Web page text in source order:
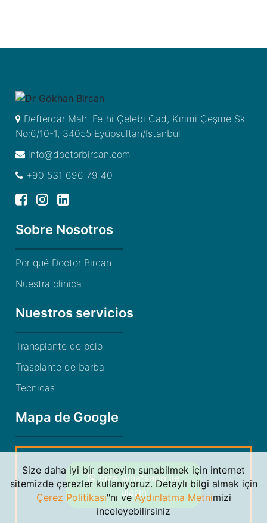
Size daha iyi bir deneyim sunabilmek için internet
sitemizde çerezler kullanıyoruz. Detaylı bilgi almak için
Çerez Politikası"nı veAydınlatma Metnimizi
inceleyebilirsiniz
Defterdar Mah. Fethi Çelebi Cad, Kırımi Çeşme Sk.
No:6/10-1, 34055 Eyüpsultan/İstanbul
info@doctorbircan.com
+90 531 696 79 40
Sobre Nosotros
Por qué Doctor Bircan
Nuestra clinica
Nuestros servicios
Transplante de pelo
Trasplante de barba
Tecnicas
Mapa de Google
Bize Whatsapp ile
ulaşın